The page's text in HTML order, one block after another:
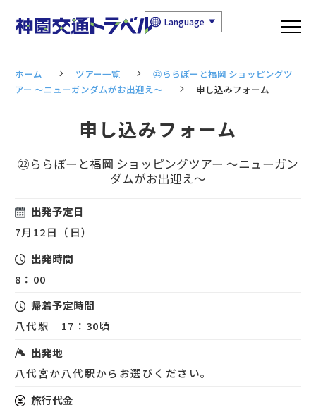
Language
ホーム ツアー一覧
㉒ららぽーと福岡 ショッピングツ
アー ～ニューガンダムがお出迎え～
申し込みフォーム
申し込みフォーム
㉒ららぽーと福岡 ショッピングツアー ～ニューガン
ダムがお出迎え～
出発予定日
7月12日（日）
出発時間
8：00
帰着予定時間
八代駅 17：30頃
出発地
八代宮か八代駅からお選びください。
旅行代金